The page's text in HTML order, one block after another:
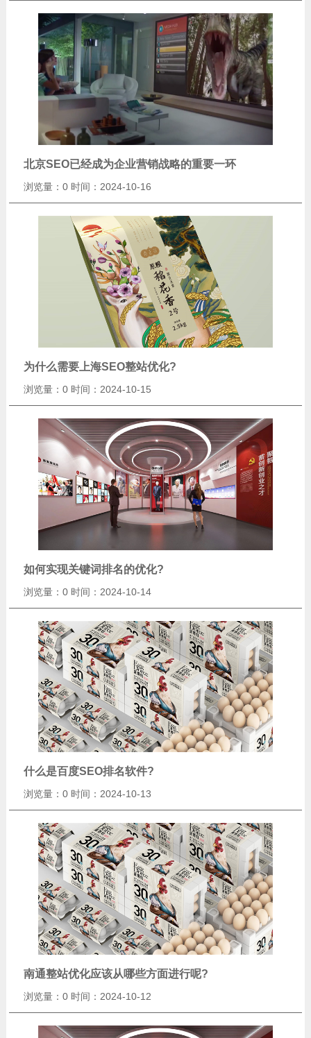
北京SEO已经成为企业营销战略的重要一环
浏览量：0 时间：2024-10-16
为什么需要上海SEO整站优化?
浏览量：0 时间：2024-10-15
如何实现关键词排名的优化?
浏览量：0 时间：2024-10-14
什么是百度SEO排名软件?
浏览量：0 时间：2024-10-13
南通整站优化应该从哪些方面进行呢?
浏览量：0 时间：2024-10-12